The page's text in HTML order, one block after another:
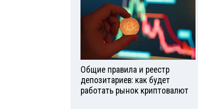
Общие правила и реестр
депозитариев: как будет
работать рынок криптовалют